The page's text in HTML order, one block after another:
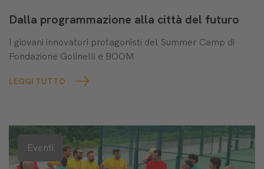
Dalla programmazione alla città del futuro
I giovani innovatori protagonisti del Summer Camp di
Fondazione Golinelli e BOOM
LEGGI TUTTO
Eventi